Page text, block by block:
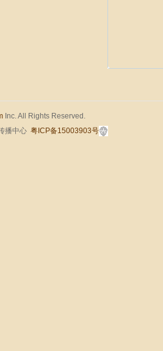
Inc. All Rights Reserved.
播中心 粤ICP备15003903号